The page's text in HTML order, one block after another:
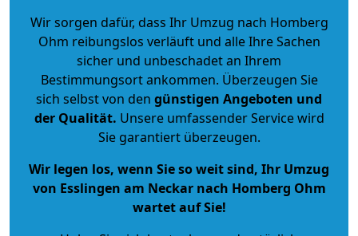
Wir sorgen dafür, dass Ihr Umzug nach Homberg
Ohm reibungslos verläuft und alle Ihre Sachen
sicher und unbeschadet an Ihrem
Bestimmungsort ankommen. Überzeugen Sie
sich selbst von den günstigen Angeboten und
der Qualität. Unsere umfassender Service wird
Sie garantiert überzeugen.
Wir legen los, wenn Sie so weit sind, Ihr Umzug
von Esslingen am Neckar nach Homberg Ohm
wartet auf Sie!